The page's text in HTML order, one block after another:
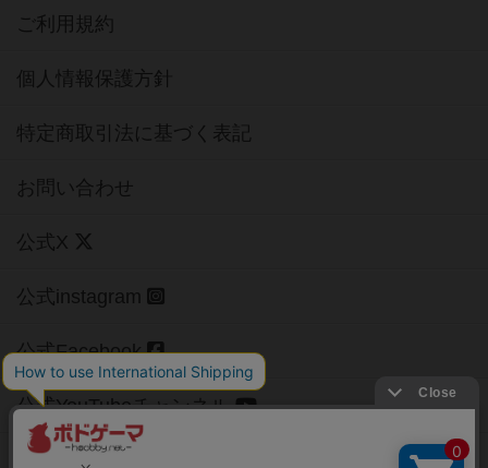
ご利用規約
個人情報保護方針
特定商取引法に基づく表記
お問い合わせ
公式X
公式instagram
公式Facebook
公式YouTubeチャンネル